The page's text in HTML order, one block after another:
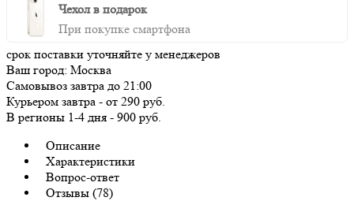
Чехол в подарок
При покупке смартфона
срок поставки уточняйте у менеджеров
Ваш город: Москва
Самовывоз завтра до 21:00
Курьером завтра - от 290 руб.
В регионы 1-4 дня - 900 руб.
Описание
Характеристики
Вопрос-ответ
Отзывы (78)